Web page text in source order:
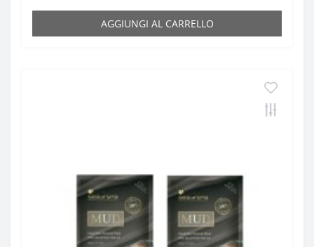
AGGIUNGI AL CARRELLO